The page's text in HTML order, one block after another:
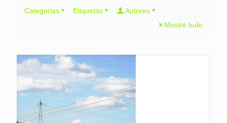
Categorias Etiquetas
Autores
Mostre tudo